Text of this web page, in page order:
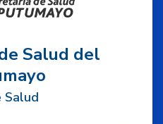
Salud del
Salud